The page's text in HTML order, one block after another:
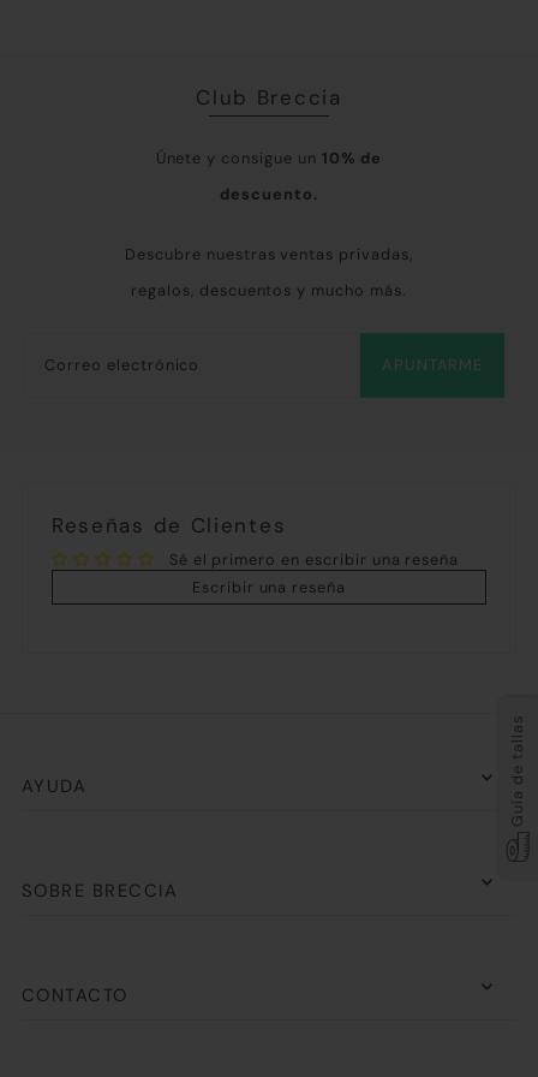
Club Breccia
Únete y consigue un 10% de
descuento.
Descubre nuestras ventas privadas,
regalos, descuentos y mucho más.
APUNTARME
Reseñas de Clientes
Sé el primero en escribir una reseña
Escribir una reseña
AYUDA
SOBRE BRECCIA
CONTACTO
Guía de tallas